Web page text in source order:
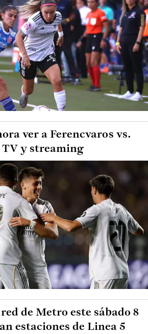
ver a Ferencvaros vs.
y streaming
de Metro este sábado 8
estaciones de Linea 5